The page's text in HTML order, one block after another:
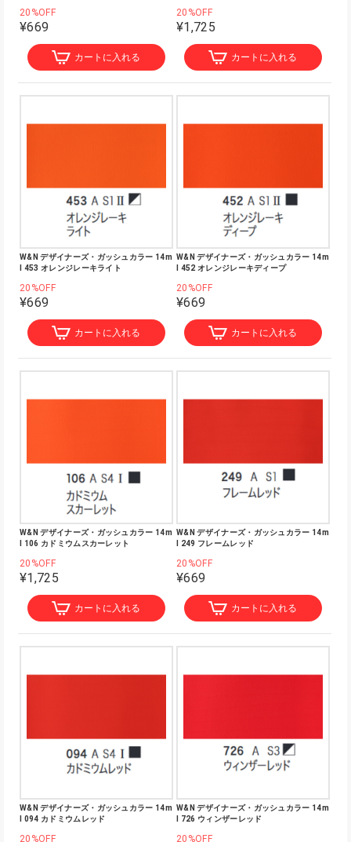
20%OFF
¥669
カートに入れる
20%OFF
¥1,725
カートに入れる
W&N デザイナーズ・ガッシュカラー 14m
l 453 オレンジレーキライト
20%OFF
¥669
カートに入れる
W&N デザイナーズ・ガッシュカラー 14m
l 452 オレンジレーキディープ
20%OFF
¥669
カートに入れる
W&N デザイナーズ・ガッシュカラー 14m
l 106 カドミウムスカーレット
20%OFF
¥1,725
カートに入れる
W&N デザイナーズ・ガッシュカラー 14m
l 249 フレームレッド
20%OFF
¥669
カートに入れる
W&N デザイナーズ・ガッシュカラー 14m
l 094 カドミウムレッド
20%OFF
W&N デザイナーズ・ガッシュカラー 14m
l 726 ウィンザーレッド
20%OFF